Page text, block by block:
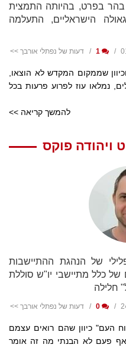
בהר בפרט, בהיותה התמצית
הישראליים, התעלמה
דעות של נפתלי אורבך >>
שממקום המקדש לא הוצאו,
נמלאו עוז לפרוע פרעות בכל
להמשך קריאה >>
ויהודה פוקס
של הנהגת ההתיישבות
של כלל מתיישבי יו"ש סוללת
חלילה
דעות של נפתלי אורבך >>
העם" כיוון שהם רואים עצמם
אף פעם לא הבנתי מה זה אומר